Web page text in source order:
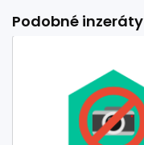
Podobné inzeráty